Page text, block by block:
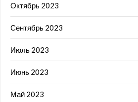
Октябрь 2023
Сентябрь 2023
Июль 2023
Июнь 2023
Май 2023